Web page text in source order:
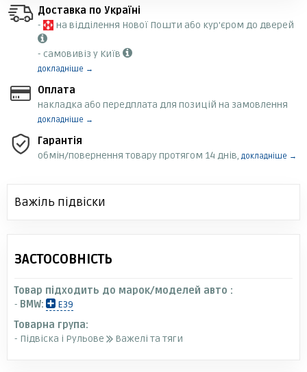
Доставка по Україні
-
на відділення Нової Пошти або кур'єром до дверей
- самовивіз у Київ
докладніше →
Оплата
накладка або передплата для позицій на замовлення
докладніше →
Гарантія
обмін/повернення товару протягом 14 днів, докладніше →
Важіль підвіски
ЗАСТОСОВНІСТЬ
Товар підходить до марок/моделей авто :
- BMW:
E39
Товарна група:
- Підвіска і Рульове
Важелі та тяги